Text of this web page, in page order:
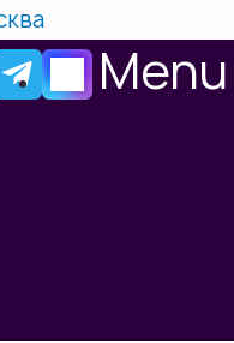
Menu
свадьбу, юбилей,